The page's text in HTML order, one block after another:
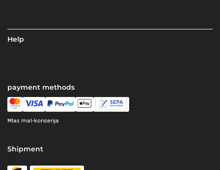
Help
payment methods
Ħlas mal-konsenja
Shipment